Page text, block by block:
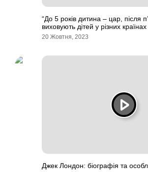
“До 5 років дитина – цар, після
виховують дітей у різних країнах
20 Жовтня, 2023
Джек Лондон: біографія та